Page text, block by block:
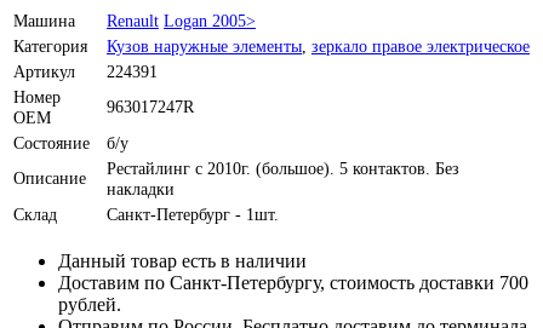
Машина Renault Logan 2005>
Категория
Кузов наружные элементы зеркало правое электрическое
Артикул
224391
Номер
OEM
963017247R
Состояние
б/у
Описание
Рестайлинг с 2010г. (большое). 5 контактов. Без
накладки
Склад
Санкт-Петербург - 1шт.
Данный товар есть в наличии
Доставим по Санкт-Петербургу, стоимость доставки 700
рублей.